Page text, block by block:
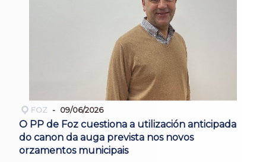
FOZ 09/06/2026
O PP de Foz cuestiona a utilización anticipada
do canon da auga prevista nos novos
orzamentos municipais